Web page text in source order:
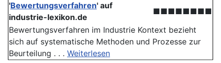
'Bewertungsverfahren' auf
industrie-lexikon.de
■■■■■■■■
Bewertungsverfahren im Industrie Kontext bezieht
sich auf systematische Methoden und Prozesse zur
Beurteilung . . . Weiterlesen